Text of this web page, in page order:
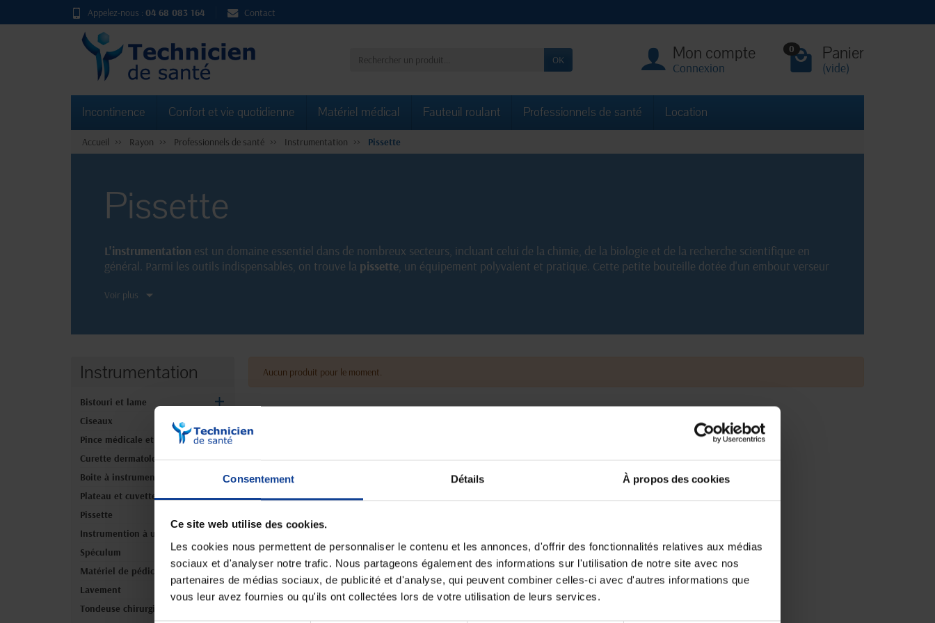
Consentement Détails À propos des cookies
Ce site web utilise des cookies.
Les cookies nous permettent de personnaliser le contenu et les annonces, d'offrir des fonctionnalités relatives aux médias
sociaux et d'analyser notre trafic. Nous partageons également des informations sur l'utilisation de notre site avec nos
partenaires de médias sociaux, de publicité et d'analyse, qui peuvent combiner celles-ci avec d'autres informations que
vous leur avez fournies ou qu'ils ont collectées lors de votre utilisation de leurs services.
Appelez-nous : 04 68 083 164 Contact
OK Mon compte
Connexion
0 Panier
(vide)
Incontinence Confort et vie quotidienne Matériel médical Fauteuil roulant Professionnels de santé Location
Accueil Rayon Professionnels de santé Instrumentation Pissette
Pissette
L'instrumentation est un domaine essentiel dans de nombreux secteurs, incluant celui de la chimie, de la biologie et de la recherche scientifique en
général. Parmi les outils indispensables, on trouve la pissette, un équipement polyvalent et pratique. Cette petite bouteille dotée d'un embout verseur
ou simplement pour faciliter le transvasement de liquides, la pissette est l'accessoire idéal.
Voir plus
Instrumentation
Bistouri et lame
Ciseaux
Pince médicale et instrument
Curette dermatologique
Boite à instruments
Plateau et cuvette
Pissette
Instrumention à usage unique
Spéculum
Matériel de pédicure
Lavement
Tondeuse chirurgicale et rasoir
Aucun produit pour le moment.